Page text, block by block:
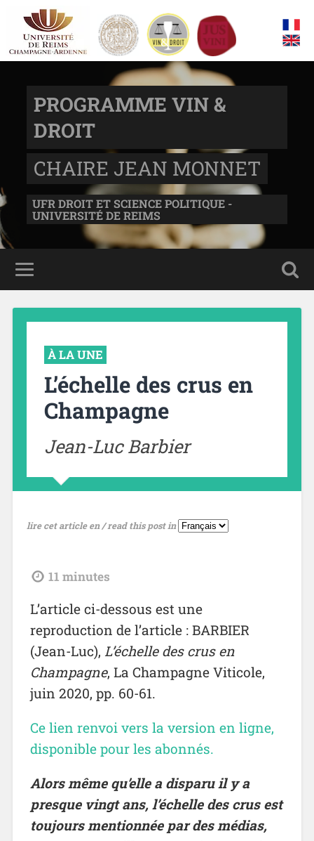
PROGRAMME VIN &
DROIT
CHAIRE JEAN MONNET
UFR DROIT ET SCIENCE POLITIQUE -
UNIVERSITÉ DE REIMS
À LA UNE
L’échelle des crus en
Champagne
Jean-Luc Barbier
lire cet article en / read this post in
tdl 11 minutes
L’article ci-dessous est une
reproduction de l’article : BARBIER
(Jean-Luc), L’échelle des crus en
Champagne, La Champagne Viticole,
juin 2020, pp. 60-61.
Ce lien renvoi vers la version en ligne,
disponible pour les abonnés.
Alors même qu’elle a disparu il y a
presque vingt ans, l’échelle des crus est
toujours mentionnée par des médias,